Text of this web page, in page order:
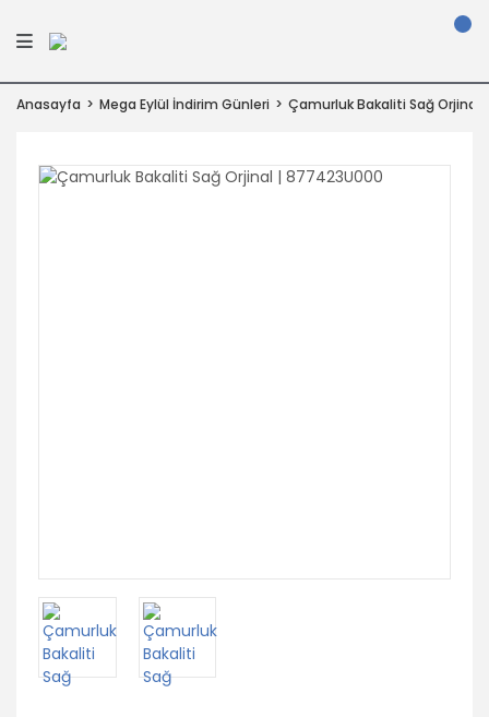
Anasayfa Mega Eylül İndirim Günleri Çamurluk Bakaliti Sağ Orjinal